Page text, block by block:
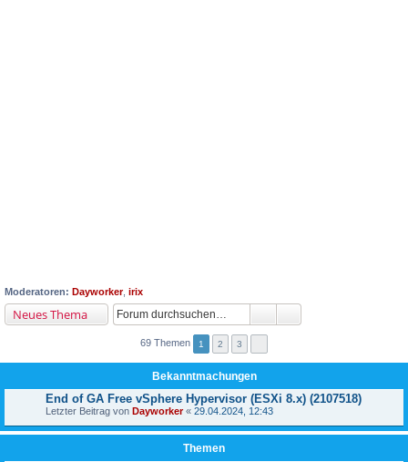
Moderatoren: Dayworker, irix
Neues Thema
69 Themen 1 2 3
Bekanntmachungen
End of GA Free vSphere Hypervisor (ESXi 8.x) (2107518)
Letzter Beitrag von Dayworker« 29.04.2024, 12:43
Themen